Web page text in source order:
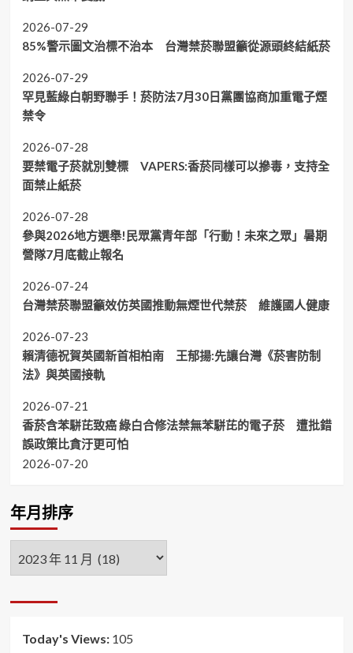
2026-07-29
85%警示圖文治標不治本 台灣禁菸聯盟籲從源頭終結紙菸
2026-07-29
罕見藍綠白朝野聯手！菸防法7月30日黨團協商加重電子煙
禁令
2026-07-28
要禁電子菸就別雙標 VAPERS:香菸同樣可以摻毒，支持全
面禁止紙菸
2026-07-28
參與2026地方選舉!民眾黨青年部「行動！未來之眾」暑期
營隊7月底截止報名
2026-07-24
台灣禁菸聯盟籲效仿英國推動無煙世代禁菸 維護國人健康
2026-07-23
賴清德祝賀英國新首相柏南 王郁揚:先讓台灣《菸害防制
法》與英國接軌
2026-07-21
香菸含苯駢芘致癌 綠白合修法禁無苯駢芘的電子菸 遭批錯
誤政策比貪汙更可怕
2026-07-20
年月排序
月
序
Today's Views: 105